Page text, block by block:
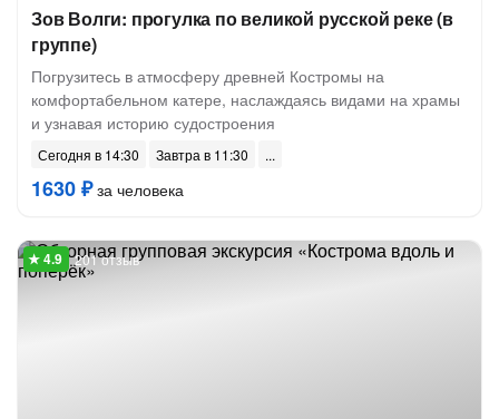
Зов Волги: прогулка по великой русской реке (в
группе)
Погрузитесь в атмосферу древней Костромы на
комфортабельном катере, наслаждаясь видами на храмы
и узнавая историю судостроения
Сегодня в 14:30 Завтра в 11:30
1630 ₽за человека
201 отзыв